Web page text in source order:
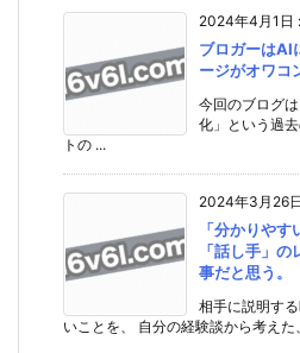
2024年4月1日 :
ブロガーはAI
ージがオワコ
今回のブログ
化」という過
トの ...
2024年3月26日
「分かりや
「話し手」
事だと思う。
相手に説明す
いことを、 自分の経験談から考えた